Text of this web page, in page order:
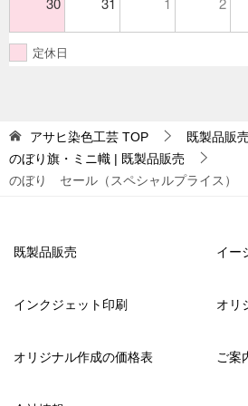
定休日
アサヒ染色工芸 TOP
既製品販売
のぼり旗・ミニ幟 | 既製品販売
のぼり セール（スペシャルプライス）
既製品販売 イー
インクジェット印刷 オリ
オリジナル作成の価格表 ご案